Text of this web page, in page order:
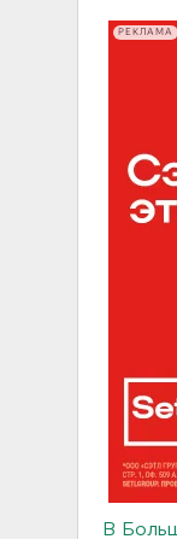
РЕКЛАМА
В